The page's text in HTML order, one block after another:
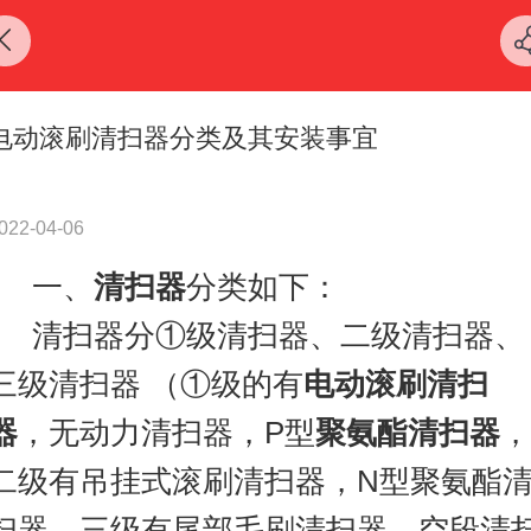
动滚刷清扫器分类及其安装事宜
04-06
一、清扫器分类如下：
清扫器分①级清扫器、二级清扫器、
级清扫器 （①级的有电动滚刷清扫
，无动力清扫器，P型聚氨酯清扫器，
级有吊挂式滚刷清扫器，N型聚氨酯